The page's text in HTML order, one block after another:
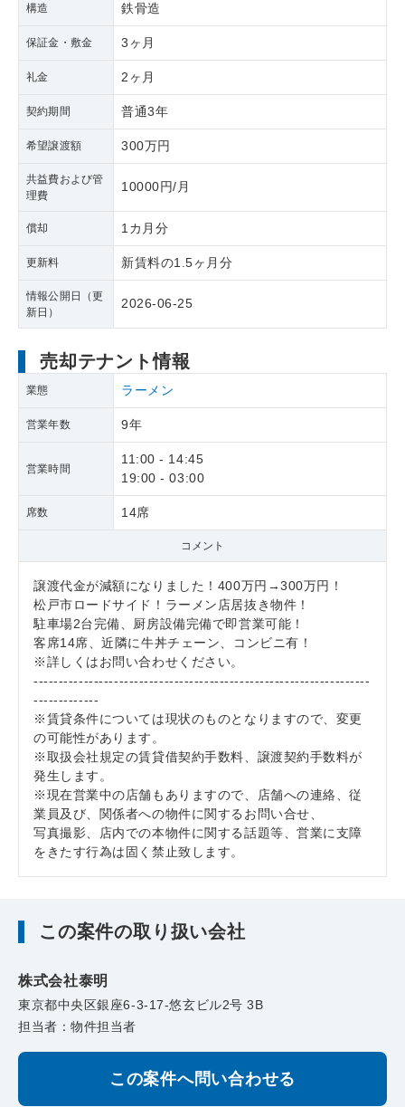
構造 鉄骨造
保証金・敷金 3ヶ月
礼金 2ヶ月
契約期間 普通3年
希望譲渡額 300万円
共益費および管
理費
10000円/月
償却 1カ月分
更新料 新賃料の1.5ヶ月分
情報公開日（更
新日）
2026-06-25
売却テナント情報
業態 ラーメン
営業年数 9年
営業時間
11:00 - 14:45
19:00 - 03:00
席数 14席
コメント
譲渡代金が減額になりました！400万円→300万円！
松戸市ロードサイド！ラーメン店居抜き物件！
駐車場2台完備、厨房設備完備で即営業可能！
客席14席、近隣に牛丼チェーン、コンビニ有！
※詳しくはお問い合わせください。
-------------------------------------------------------------------
-------------
※賃貸条件については現状のものとなりますので、変更
の可能性があります。
※取扱会社規定の賃貸借契約手数料、譲渡契約手数料が
発生します。
※現在営業中の店舗もありますので、店舗への連絡、従
業員及び、関係者への物件に関するお問い合せ、
写真撮影、店内での本物件に関する話題等、営業に支障
をきたす行為は固く禁止致します。
この案件の取り扱い会社
株式会社泰明
東京都中央区銀座6-3-17-悠玄ビル2号 3B
担当者：物件担当者
この案件へ問い合わせる